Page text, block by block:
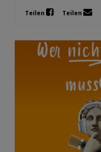
Teilen Teilen